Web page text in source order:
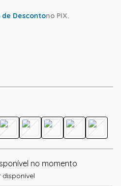
de Descontono PIX.
no momento